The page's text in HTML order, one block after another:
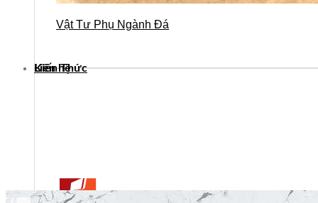
Vật Tư Phụ Ngành Đá
Kiến Thức
Liên hệ